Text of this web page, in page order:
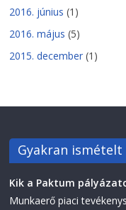
2016. június (1)
2016. május (5)
2015. december (1)
Gyakran ismételt
Kik a Paktum
Munkaerő piaci